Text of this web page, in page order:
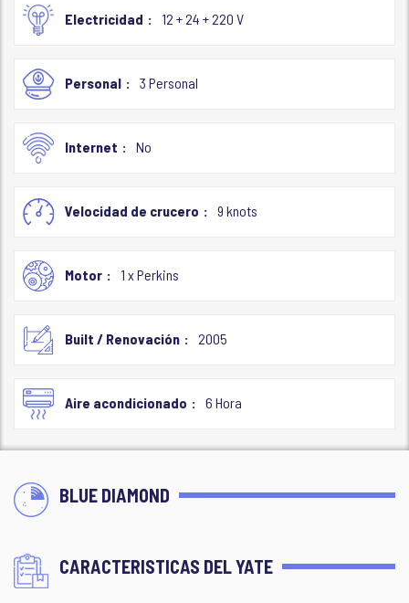
Electricidad 12 + 24 + 220 V
Personal 3 Personal
Internet No
Velocidad de crucero 9 knots
Motor 1 x Perkins
Built / Renovación 2005
Aire acondicionado 6 Hora
BLUE DIAMOND
CARACTERISTICAS DEL YATE